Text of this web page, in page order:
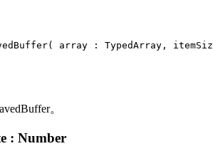
。
: Number